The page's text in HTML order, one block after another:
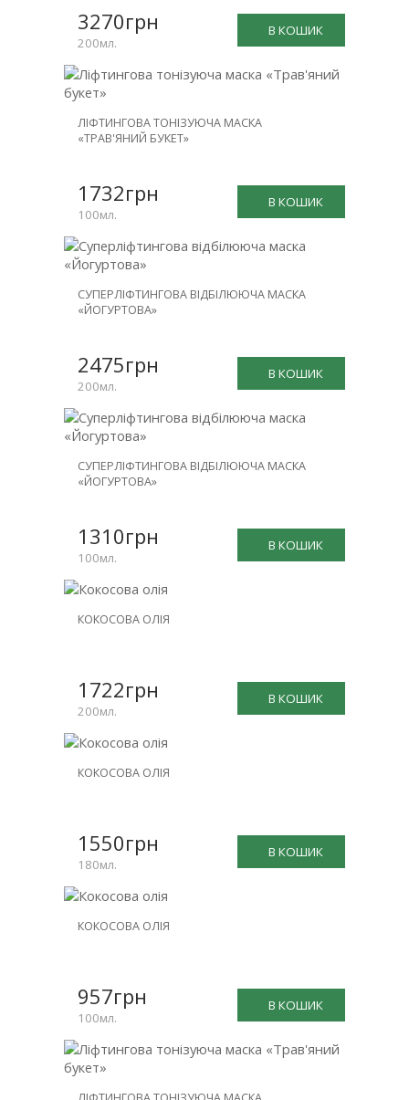
В КОШИК
3270грн
200мл.
ЛІФТИНГОВА ТОНІЗУЮЧА МАСКА
«ТРАВ'ЯНИЙ БУКЕТ»
В КОШИК
1732грн
100мл.
СУПЕРЛІФТИНГОВА ВІДБІЛЮЮЧА МАСКА
«ЙОГУРТОВА»
В КОШИК
2475грн
200мл.
СУПЕРЛІФТИНГОВА ВІДБІЛЮЮЧА МАСКА
«ЙОГУРТОВА»
В КОШИК
1310грн
100мл.
КОКОСОВА ОЛІЯ
В КОШИК
1722грн
200мл.
КОКОСОВА ОЛІЯ
В КОШИК
1550грн
180мл.
КОКОСОВА ОЛІЯ
В КОШИК
957грн
100мл.